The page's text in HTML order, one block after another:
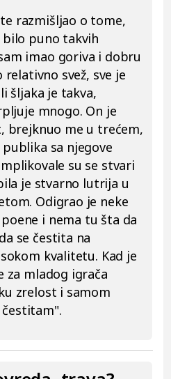
razmišljao o tome,
bilo puno takvih
imao goriva i dobru
svež, sve je
šljaka je takva,
mnogo. On je
brejknuo me u trećem,
sa njegove
su se stvari
je stvarno lutrija u
Odigrao je neke
i nema tu šta da
se čestita na
kvalitetu. Kad je
za mladog igrača
zrelost i samom